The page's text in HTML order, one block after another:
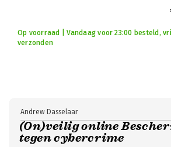
Op voorraad | Vandaag voor 23:00 besteld,
verzonden
(On)veilig online
tegen cybercrime
Andrew Dasselaar